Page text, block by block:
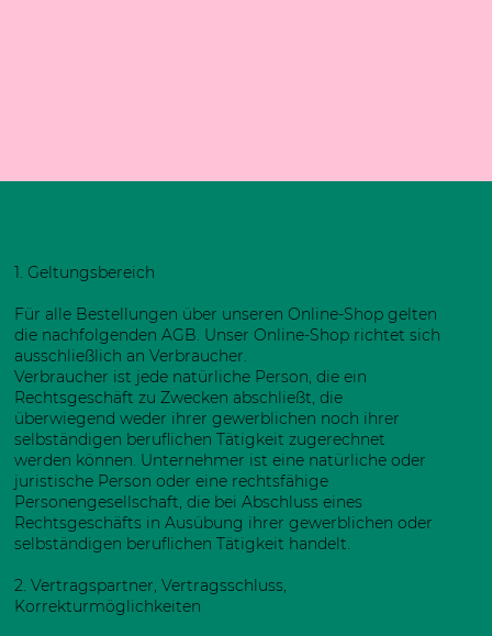
1. Geltungsbereich
Für alle Bestellungen über unseren Online-Shop gelten
die nachfolgenden AGB. Unser Online-Shop richtet sich
ausschließlich an Verbraucher.
Verbraucher ist jede natürliche Person, die ein
Rechtsgeschäft zu Zwecken abschließt, die
überwiegend weder ihrer gewerblichen noch ihrer
selbständigen beruflichen Tätigkeit zugerechnet
werden können. Unternehmer ist eine natürliche oder
juristische Person oder eine rechtsfähige
Personengesellschaft, die bei Abschluss eines
Rechtsgeschäfts in Ausübung ihrer gewerblichen oder
selbständigen beruflichen Tätigkeit handelt.
2. Vertragspartner, Vertragsschluss,
Korrekturmöglichkeiten